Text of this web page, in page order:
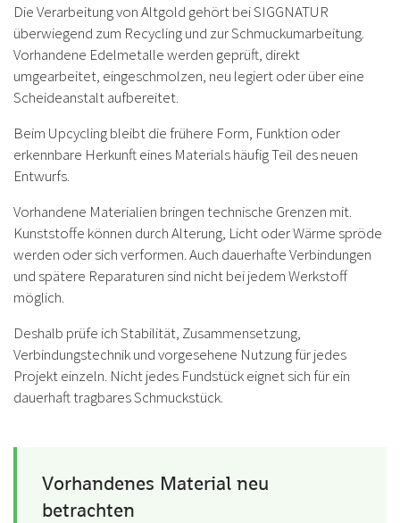
Die Verarbeitung von Altgold gehört bei SIGGNATUR
überwiegend zum Recycling und zur Schmuckumarbeitung.
Vorhandene Edelmetalle werden geprüft, direkt
umgearbeitet, eingeschmolzen, neu legiert oder über eine
Scheideanstalt aufbereitet.
Beim Upcycling bleibt die frühere Form, Funktion oder
erkennbare Herkunft eines Materials häufig Teil des neuen
Entwurfs.
Vorhandene Materialien bringen technische Grenzen mit.
Kunststoffe können durch Alterung, Licht oder Wärme spröde
werden oder sich verformen. Auch dauerhafte Verbindungen
und spätere Reparaturen sind nicht bei jedem Werkstoff
möglich.
Deshalb prüfe ich Stabilität, Zusammensetzung,
Verbindungstechnik und vorgesehene Nutzung für jedes
Projekt einzeln. Nicht jedes Fundstück eignet sich für ein
dauerhaft tragbares Schmuckstück.
Vorhandenes Material neu
betrachten